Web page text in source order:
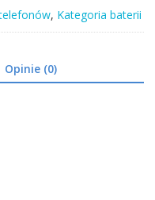
, Kategoria baterii
Opinie (0)